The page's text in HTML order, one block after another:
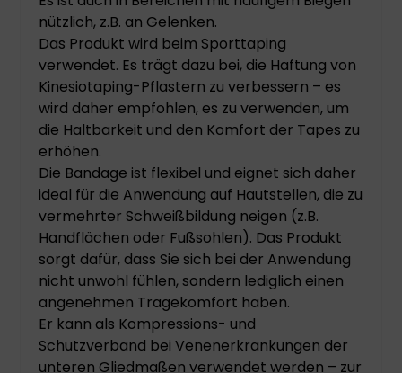
nützlich, z.B. an Gelenken.
Das Produkt wird beim Sporttaping
verwendet. Es trägt dazu bei, die Haftung von
Kinesiotaping-Pflastern zu verbessern – es
wird daher empfohlen, es zu verwenden, um
die Haltbarkeit und den Komfort der Tapes zu
erhöhen.
Die Bandage ist flexibel und eignet sich daher
ideal für die Anwendung auf Hautstellen, die zu
vermehrter Schweißbildung neigen (z.B.
Handflächen oder Fußsohlen). Das Produkt
sorgt dafür, dass Sie sich bei der Anwendung
nicht unwohl fühlen, sondern lediglich einen
angenehmen Tragekomfort haben.
Er kann als Kompressions- und
Schutzverband bei Venenerkrankungen der
unteren Gliedmaßen verwendet werden – zur